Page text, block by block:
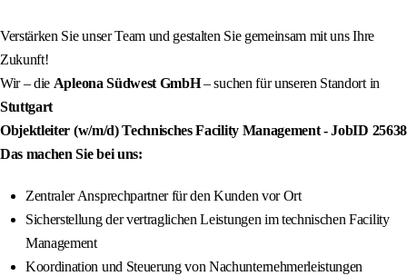
Verstärken Sie unser Team und gestalten Sie gemeinsam mit uns Ihre
Zukunft!
Wir – die Apleona Südwest GmbH– suchen für unseren Standort in
Stuttgart
Objektleiter (w/m/d) Technisches Facility Management- JobID 25638
Das machen Sie bei uns:
Zentraler Ansprechpartner für den Kunden vor Ort
Sicherstellung der vertraglichen Leistungen im technischen Facility
Management
Koordination und Steuerung von Nachunternehmerleistungen